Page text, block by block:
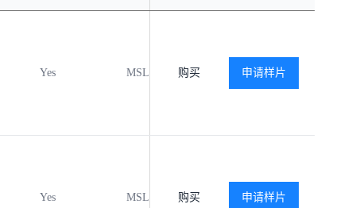
Yes MSL1 -40℃ to +125℃
购买 申请样片
Yes MSL3 -40℃ to +125℃
购买 申请样片